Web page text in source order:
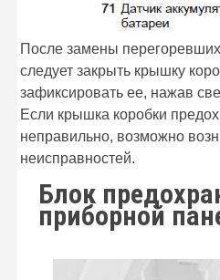
После замены
следует закрыть крышку
зафиксировать ее, нажав
Если крышка коробки
неправильно, возможно
неисправностей.
Блок
приборной